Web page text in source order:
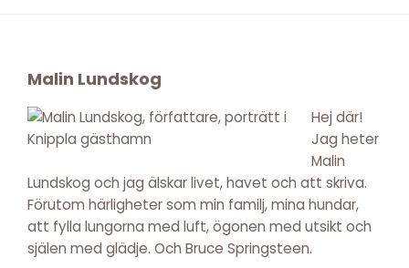
Footer
Malin Lundskog
Hej där!
Jag heter
Malin
Lundskog och jag älskar livet, havet och att skriva.
Förutom härligheter som min familj, mina hundar,
att fylla lungorna med luft, ögonen med utsikt och
själen med glädje. Och Bruce Springsteen.